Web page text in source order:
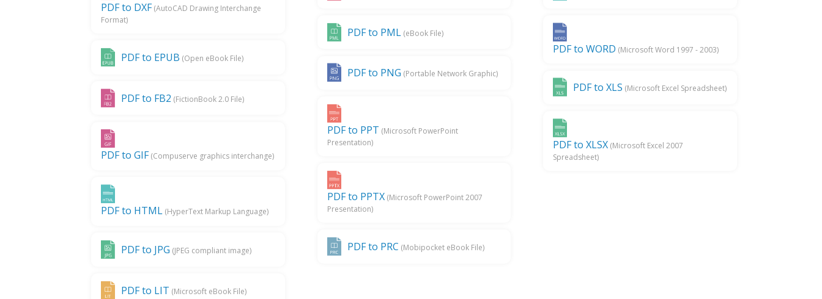
PDF to DXF (AutoCAD Drawing Interchange
Format)
PDF to EPUB (Open eBook File)
PDF to FB2 (FictionBook 2.0 File)
PDF to GIF (Compuserve graphics interchange)
PDF to HTML (HyperText Markup Language)
PDF to JPG (JPEG compliant image)
PDF to LIT (Microsoft eBook File)
PDF to PML(eBook File)
PDF to PNG (Portable Network Graphic)
PDF to PPT (Microsoft PowerPoint
Presentation)
PDF to PPTX(Microsoft PowerPoint 2007
Presentation)
PDF to PRC (Mobipocket eBook File)
PDF to WORD (Microsoft Word 1997 - 2003)
PDF to XLS (Microsoft Excel Spreadsheet)
PDF to XLSX(Microsoft Excel 2007
Spreadsheet)